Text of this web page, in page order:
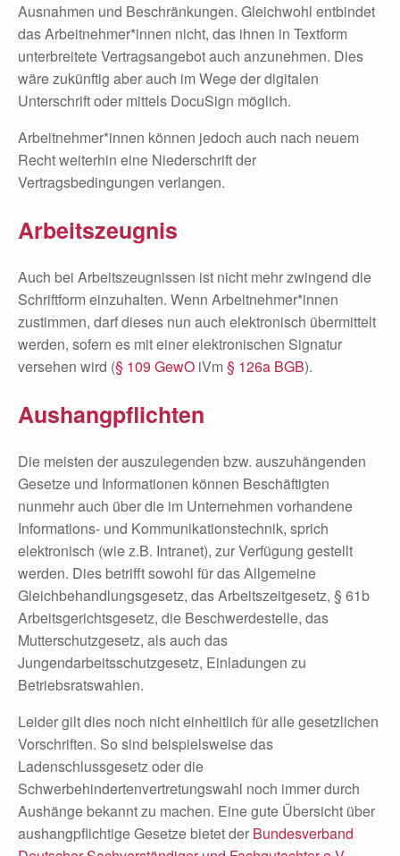
Ausnahmen und Beschränkungen. Gleichwohl entbindet
das Arbeitnehmer*innen nicht, das ihnen in Textform
unterbreitete Vertragsangebot auch anzunehmen. Dies
wäre zukünftig aber auch im Wege der digitalen
Unterschrift oder mittels DocuSign möglich.
Arbeitnehmer*innen können jedoch auch nach neuem
Recht weiterhin eine Niederschrift der
Vertragsbedingungen verlangen.
Arbeitszeugnis
Auch bei Arbeitszeugnissen ist nicht mehr zwingend die
Schriftform einzuhalten. Wenn Arbeitnehmer*innen
zustimmen, darf dieses nun auch elektronisch übermittelt
werden, sofern es mit einer elektronischen Signatur
versehen wird (§ 109 GewO iVm§ 126a BGB).
Aushangpflichten
Die meisten der auszulegenden bzw. auszuhängenden
Gesetze und Informationen können Beschäftigten
nunmehr auch über die im Unternehmen vorhandene
Informations- und Kommunikationstechnik, sprich
elektronisch (wie z.B. Intranet), zur Verfügung gestellt
werden. Dies betrifft sowohl für das Allgemeine
Gleichbehandlungsgesetz, das Arbeitszeitgesetz, § 61b
Arbeitsgerichtsgesetz, die Beschwerdestelle, das
Mutterschutzgesetz, als auch das
Jungendarbeitsschutzgesetz, Einladungen zu
Betriebsratswahlen.
Leider gilt dies noch nicht einheitlich für alle gesetzlichen
Vorschriften. So sind beispielsweise das
Ladenschlussgesetz oder die
Schwerbehindertenvertretungswahl noch immer durch
Aushänge bekannt zu machen. Eine gute Übersicht über
aushangpflichtige Gesetze bietet der Bundesverband